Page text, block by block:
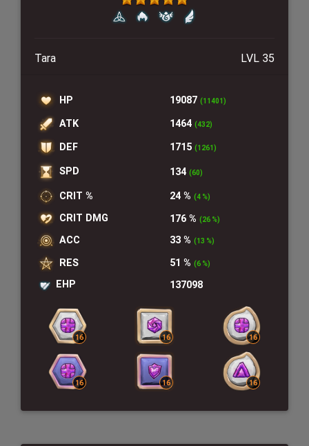
Tara LVL 35
HP 19087 (11401)
ATK 1464 (432)
DEF 1715 (1261)
SPD 134 (60)
CRIT % 24 % (4 %)
CRIT DMG 176 % (26 %)
ACC 33 % (13 %)
RES 51 % (6 %)
EHP 137098